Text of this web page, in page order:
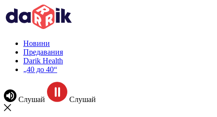
Новини
Предавания
Darik Health
„40 до 40“
Слушай Слушай